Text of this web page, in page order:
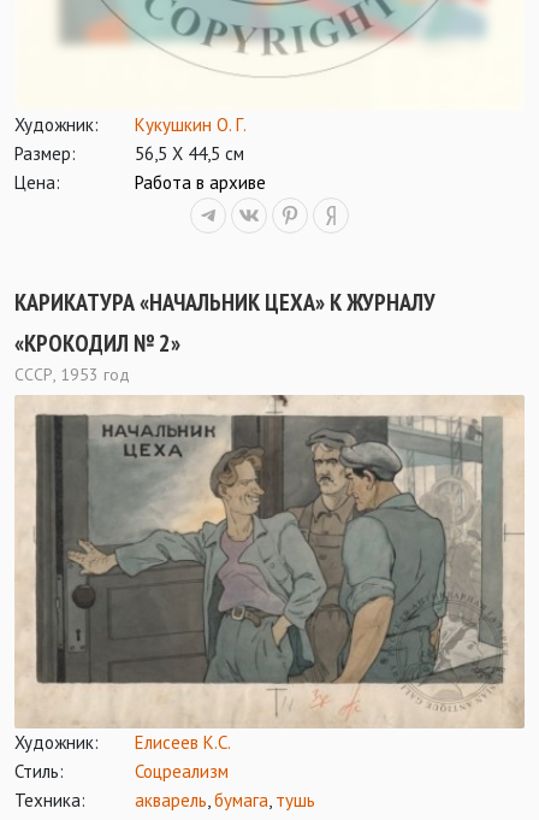
Художник:
Кукушкин О. Г.
Размер:
56,5 Х 44,5 см
Цена:
Работа в архиве
КАРИКАТУРА «НАЧАЛЬНИК ЦЕХА» К ЖУРНАЛУ
«КРОКОДИЛ № 2»
СССР, 1953 год
Художник:
Елисеев К.С.
Стиль:
Соцреализм
Техника:
акварель бумага тушь